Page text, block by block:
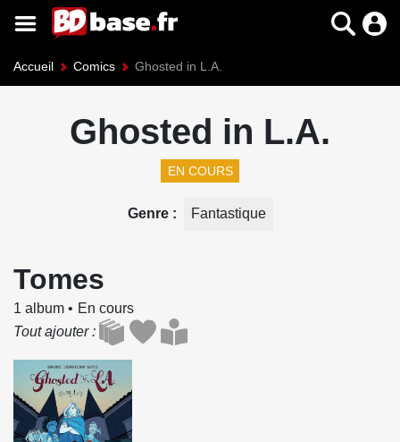
Accueil Comics Ghosted in L.A.
Ghosted in L.A.
EN COURS
Genre Fantastique
Tomes
1 album
En cours
Tout ajouter